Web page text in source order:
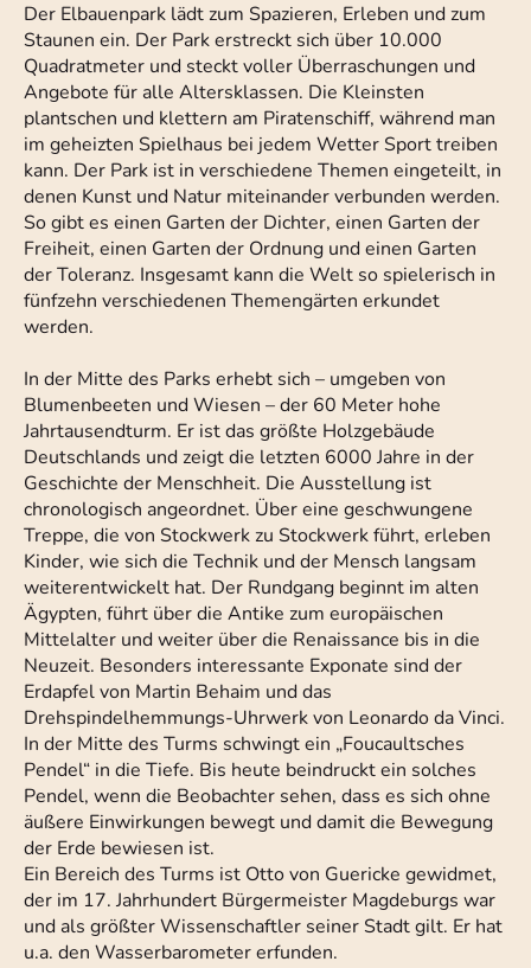
Der Elbauenpark lädt zum Spazieren, Erleben und zum
Staunen ein. Der Park erstreckt sich über 10.000
Quadratmeter und steckt voller Überraschungen und
Angebote für alle Altersklassen. Die Kleinsten
plantschen und klettern am Piratenschiff, während man
im geheizten Spielhaus bei jedem Wetter Sport treiben
kann. Der Park ist in verschiedene Themen eingeteilt, in
denen Kunst und Natur miteinander verbunden werden.
So gibt es einen Garten der Dichter, einen Garten der
Freiheit, einen Garten der Ordnung und einen Garten
der Toleranz. Insgesamt kann die Welt so spielerisch in
fünfzehn verschiedenen Themengärten erkundet
werden.
In der Mitte des Parks erhebt sich – umgeben von
Blumenbeeten und Wiesen – der 60 Meter hohe
Jahrtausendturm. Er ist das größte Holzgebäude
Deutschlands und zeigt die letzten 6000 Jahre in der
Geschichte der Menschheit. Die Ausstellung ist
chronologisch angeordnet. Über eine geschwungene
Treppe, die von Stockwerk zu Stockwerk führt, erleben
Kinder, wie sich die Technik und der Mensch langsam
weiterentwickelt hat. Der Rundgang beginnt im alten
Ägypten, führt über die Antike zum europäischen
Mittelalter und weiter über die Renaissance bis in die
Neuzeit. Besonders interessante Exponate sind der
Erdapfel von Martin Behaim und das
Drehspindelhemmungs-Uhrwerk von Leonardo da Vinci.
In der Mitte des Turms schwingt ein „Foucaultsches
Pendel“ in die Tiefe. Bis heute beindruckt ein solches
Pendel, wenn die Beobachter sehen, dass es sich ohne
äußere Einwirkungen bewegt und damit die Bewegung
der Erde bewiesen ist.
Ein Bereich des Turms ist Otto von Guericke gewidmet,
der im 17. Jahrhundert Bürgermeister Magdeburgs war
und als größter Wissenschaftler seiner Stadt gilt. Er hat
u.a. den Wasserbarometer erfunden.